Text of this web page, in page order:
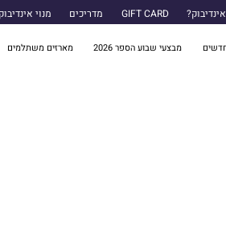
GIFT CARD מדריכים מנוי אינדיבוק
מבצעי שבוע הספר 2026 מארזים משתלמים